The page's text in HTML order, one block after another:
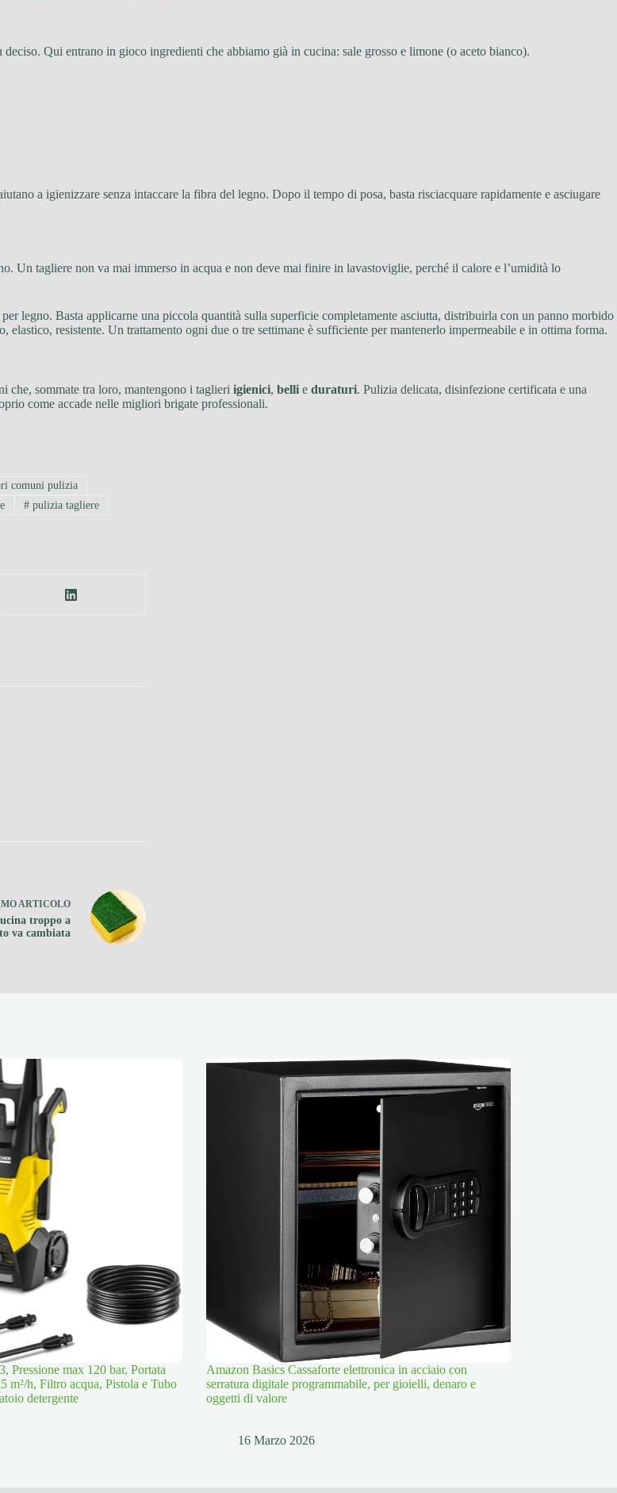
Qui entrano in gioco ingredienti che abbiamo già in cucina: sale grosso e limone (o aceto bianco).
a igienizzare senza intaccare la fibra del legno. Dopo il tempo di posa, basta risciacquare rapidamente e asciugare
Un tagliere non va mai immerso in acqua e non deve mai finire in lavastoviglie, perché il calore e l’umidità lo
legno. Basta applicarne una piccola quantità sulla superficie completamente asciutta, distribuirla con un panno morbido
resistente. Un trattamento ogni due o tre settimane è sufficiente per mantenerlo impermeabile e in ottima forma.
sommate tra loro, mantengono i taglieri igienici, belli e duraturi. Pulizia delicata, disinfezione certificata e una
come accade nelle migliori brigate professionali.
comuni pulizia
# pulizia tagliere
ARTICOLO
troppo a
va cambiata
Pressione max 120 bar, Portata
m²/h, Filtro acqua, Pistola e Tubo
detergente
Amazon Basics Cassaforte elettronica in acciaio con
serratura digitale programmabile, per gioielli, denaro e
oggetti di valore
16 Marzo 2026